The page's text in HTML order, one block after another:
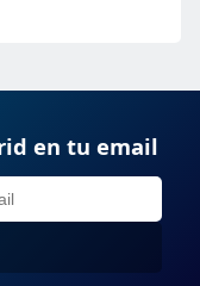
en tu email